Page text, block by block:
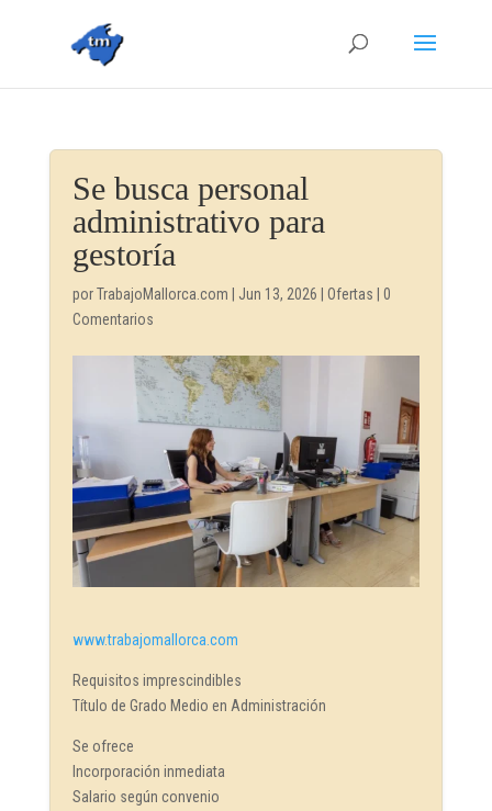
Se busca personal
administrativo para
gestoría
porTrabajoMallorca.com Jun 13, 2026 Ofertas
0
Comentarios
www.trabajomallorca.com
Requisitos imprescindibles
Título de Grado Medio en Administración
Se ofrece
Incorporación inmediata
Salario según convenio